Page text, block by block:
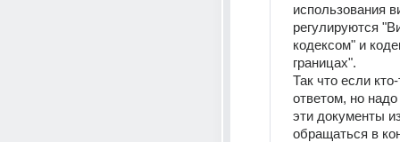
использования
регулируются
кодексом" и
границах".
Так что если
ответом, но
эти документы
обращаться в